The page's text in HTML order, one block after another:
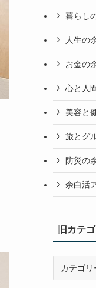
暮らし
人生の
お金の
心と人
美容と
旅とグ
防災の
余白活
旧カテ